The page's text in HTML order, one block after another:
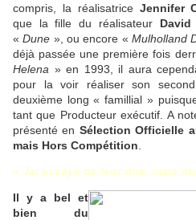
compris, la réalisatrice Jennifer
que la fille du réalisateur David
«Dune », ou encore «Mulholland
déjà passée une première fois
Helena » en 1993, il aura
pour la voir réaliser son
deuxième long « famillial »
tant que Producteur exécutif. A
présenté en Sélection Officielle
mais Hors Compétition
« Jai essayé de leur dire, mais
Il y a bel et
bien du